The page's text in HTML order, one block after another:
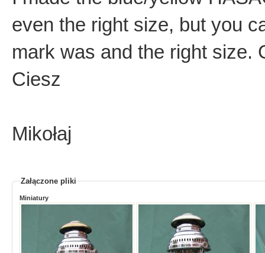
even the right size, but you
mark was and the right size.
Ciesz
Mikołaj
Załączone pliki
Miniatury